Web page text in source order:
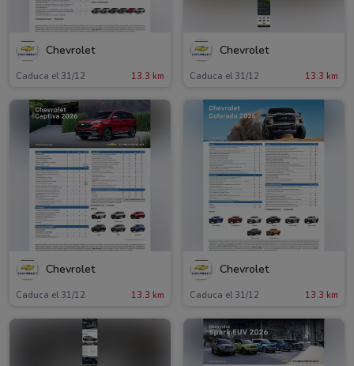
Chevrolet
Caduca el 31/12 13.3 km
Chevrolet
Caduca el 31/12 13.3 km
Chevrolet
Caduca el 31/12 13.3 km
Chevrolet
Caduca el 31/12 13.3 km